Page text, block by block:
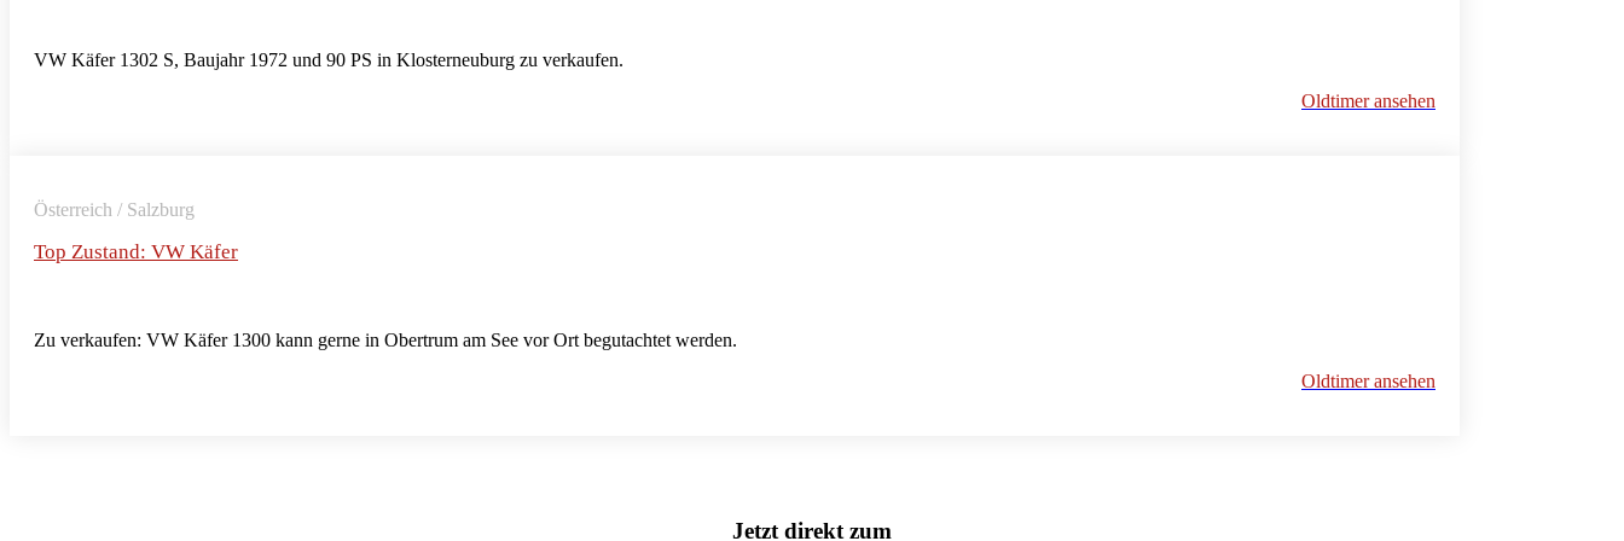
VW Käfer 1302 S, Baujahr 1972 und 90 PS in Klosterneuburg zu verkaufen.
Oldtimer ansehen
Österreich / Salzburg
Top Zustand: VW Käfer
Zu verkaufen: VW Käfer 1300 kann gerne in Obertrum am See vor Ort begutachtet werden.
Oldtimer ansehen
Jetzt direkt zum